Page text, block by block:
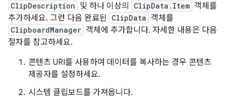
ClipDescription 및 하나 이상의 ClipData.Item 객체를
추가하세요. 그런 다음 완료된 ClipData 객체를
ClipboardManager 객체에 추가합니다. 자세한 내용은 다음
절차를 참고하세요.
콘텐츠 URI를 사용하여 데이터를 복사하는 경우 콘텐츠
제공자를 설정하세요.
시스템 클립보드를 가져옵니다.